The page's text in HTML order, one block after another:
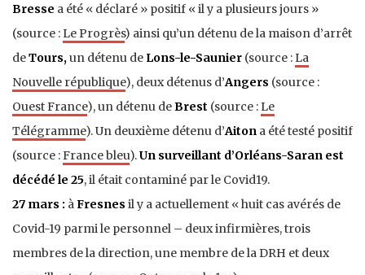
Bresse a été « déclaré » positif « il y a plusieurs jours »
(source : Le Progrès) ainsi qu’un détenu de la maison d’arrêt
deTours, un détenu de Lons-le-Saunier (source : La
Nouvelle république), deux détenus d’Angers (source :
Ouest France), un détenu deBrest (source : Le
Télégramme). Un deuxième détenu d’Aiton a été testé positif
(source :France bleu).Un surveillant d’Orléans-Saran est
décédé le 25, il était contaminé par le Covid19.
27 mars : à Fresnes il y a actuellement « huit cas avérés de
Covid-19 parmi le personnel – deux infirmières, trois
membres de la direction, une membre de la DRH et deux